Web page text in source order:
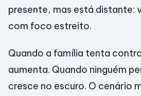
presente, mas está distante:
com foco estreito.
Quando a família tenta
aumenta. Quando ninguém
cresce no escuro. O cenário